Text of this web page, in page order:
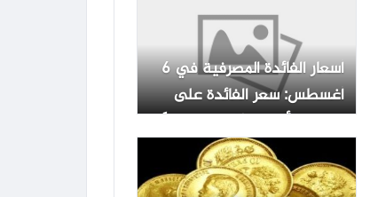
أسعار الفائدة المصرفية في 6
أغسطس: سعر الفائدة على
القروض لأجل 3 أشهر هو حاليًا
عند أعلى مستوى له.